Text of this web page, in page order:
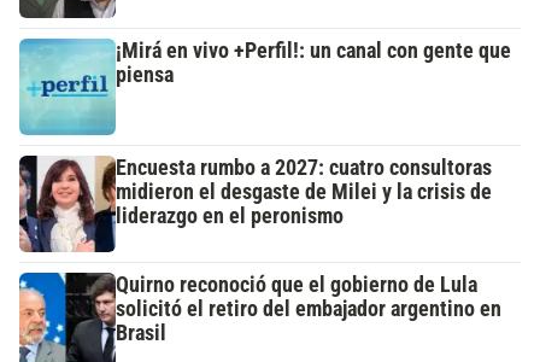
¡Mirá en vivo +Perfil!: un canal con gente que
piensa
Encuesta rumbo a 2027: cuatro consultoras
midieron el desgaste de Milei y la crisis de
liderazgo en el peronismo
Quirno reconoció que el gobierno de Lula
solicitó el retiro del embajador argentino en
Brasil